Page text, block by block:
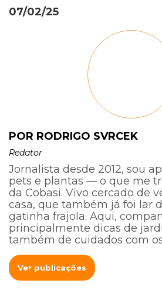
07/02/25
POR RODRIGO SVRCEK
Redator
Jornalista desde 2012, sou
pets e plantas — o que me
da Cobasi. Vivo cercado de
casa, que também já foi lar
gatinha frajola. Aqui,
principalmente dicas de
também de cuidados com
Ver publicações